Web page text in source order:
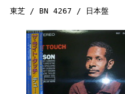
東芝 / BN 4267 / 日本盤